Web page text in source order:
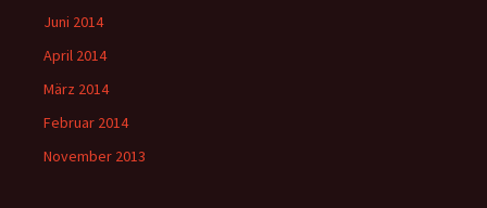
Juni 2014
April 2014
März 2014
Februar 2014
November 2013